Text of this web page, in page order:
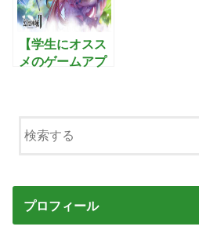
【学生にオスス
メのゲームアプ
ぼすファンタジ
プロフィール